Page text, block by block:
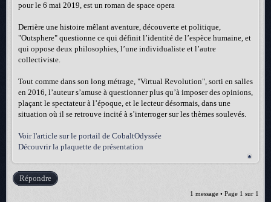
pour le 6 mai 2019, est un roman de space opera
Derrière une histoire mêlant aventure, découverte et politique,
"Outsphere" questionne ce qui définit l’identité de l’espèce humaine, et
qui oppose deux philosophies, l’une individualiste et l’autre
collectiviste.
Tout comme dans son long métrage, "Virtual Revolution", sorti en salles
en 2016, l’auteur s’amuse à questionner plus qu’à imposer des opinions,
plaçant le spectateur à l’époque, et le lecteur désormais, dans une
situation où il se retrouve incité à s’interroger sur les thèmes soulevés.
Voir l'article sur le portail de CobaltOdyssée
Découvrir la plaquette de présentation
Répondre
1 message • Page 1 sur 1